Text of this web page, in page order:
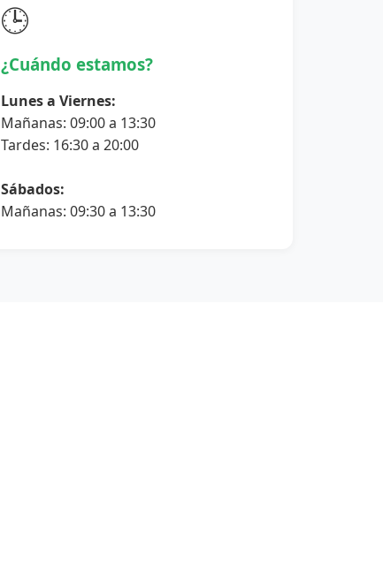
🕒
¿Cuándo estamos?
Lunes a Viernes:
Mañanas: 09:00 a 13:30
Tardes: 16:30 a 20:00
Sábados:
Mañanas: 09:30 a 13:30